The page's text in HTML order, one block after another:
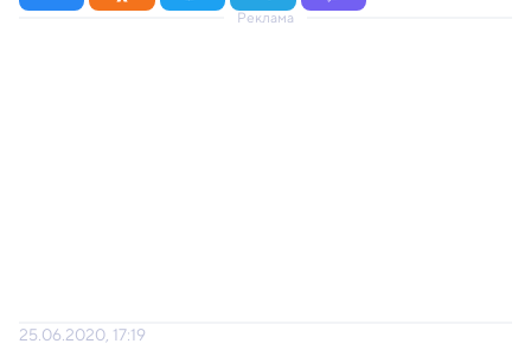
Реклама
25.06.2020, 17:19